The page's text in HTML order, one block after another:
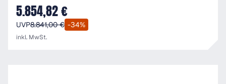
Verkaufspreis:
5.854,82 €
UVP8.841,00 € -34%
inkl. MwSt.